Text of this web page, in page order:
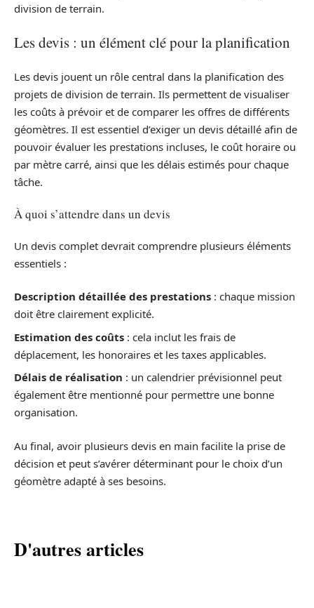
division de terrain.
Les devis : un élément clé pour la planification
Les devis jouent un rôle central dans la planification des
projets de division de terrain. Ils permettent de visualiser
les coûts à prévoir et de comparer les offres de différents
géomètres. Il est essentiel d’exiger un devis détaillé afin de
pouvoir évaluer les prestations incluses, le coût horaire ou
par mètre carré, ainsi que les délais estimés pour chaque
tâche.
À quoi s’attendre dans un devis
Un devis complet devrait comprendre plusieurs éléments
essentiels :
Description détaillée des prestations : chaque mission
doit être clairement explicité.
Estimation des coûts : cela inclut les frais de
déplacement, les honoraires et les taxes applicables.
Délais de réalisation : un calendrier prévisionnel peut
également être mentionné pour permettre une bonne
organisation.
Au final, avoir plusieurs devis en main facilite la prise de
décision et peut s’avérer déterminant pour le choix d’un
géomètre adapté à ses besoins.
D'autres articles